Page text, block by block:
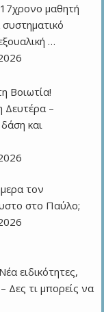
μαθητή
…
Βοιωτία!
Δευτέρα –
και
τον
στο Παύλο;
ειδικότητες,
Δες τι μπορείς να